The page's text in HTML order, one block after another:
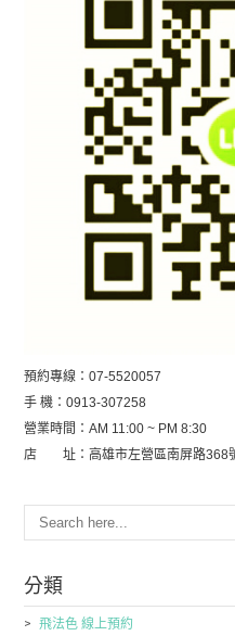
預約專線：07-5520057
手 機：0913-307258
營業時間：AM 11:00 ~ PM 8:30
店 址：高雄市左營區南屏路368
分類
飛法色 線上預約